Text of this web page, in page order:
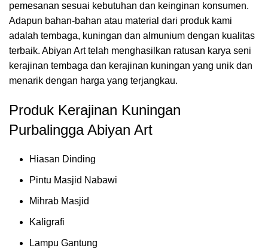
pemesanan sesuai kebutuhan dan keinginan konsumen.
Adapun bahan-bahan atau material dari produk kami
adalah tembaga, kuningan dan almunium dengan kualitas
terbaik. Abiyan Art telah menghasilkan ratusan karya seni
kerajinan tembaga dan kerajinan kuningan yang unik dan
menarik dengan harga yang terjangkau.
Produk Kerajinan Kuningan
Purbalingga Abiyan Art
Hiasan Dinding
Pintu Masjid Nabawi
Mihrab Masjid
Kaligrafi
Lampu Gantung